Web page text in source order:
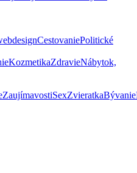
CestovaniePolitické
KozmetikaZdravieNábytok,
ZaujímavostiSexZvieratkaBývanie